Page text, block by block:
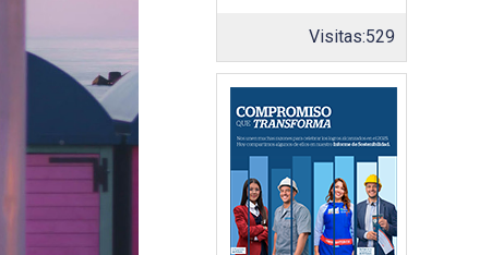
Visitas:529